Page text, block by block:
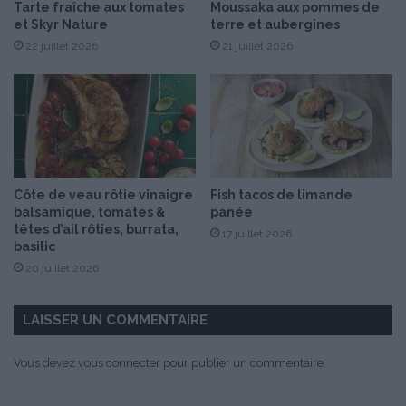
e
”
Tarte fraîche aux tomates
et Skyr Nature
22 juillet 2026
Moussaka aux pommes de
terre et aubergines
21 juillet 2026
Côte de veau rôtie vinaigre
balsamique, tomates &
têtes d’ail rôties, burrata,
basilic
20 juillet 2026
Fish tacos de limande
panée
17 juillet 2026
LAISSER UN COMMENTAIRE
Vous devez vous connecter pour publier un commentaire.